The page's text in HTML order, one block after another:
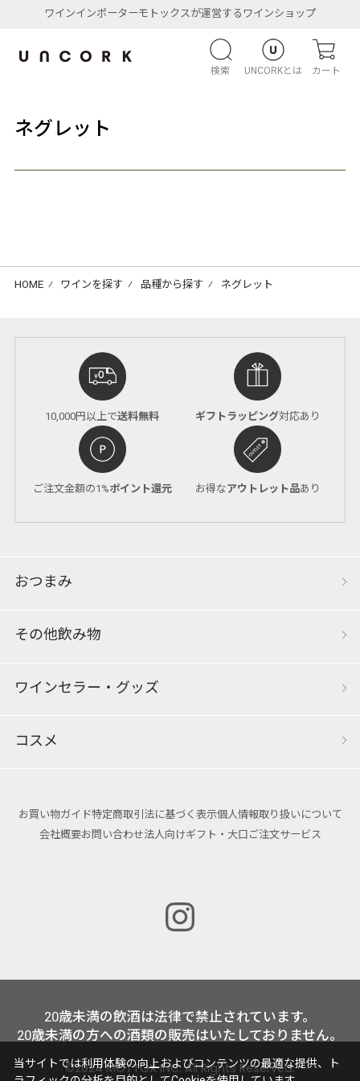
ワインインポーターモトックスが運営するワインショップ
検索 UNCORKとは カート
ネグレット
HOME ⁄ ワインを探す ⁄ 品種から探す ⁄ ネグレット
10,000円以上で送料無料 ギフトラッピング対応あり
ご注文金額の1%ポイント還元 お得なアウトレット品あり
おつまみ
その他飲み物
ワインセラー・グッズ
コスメ
お買い物ガイド特定商取引法に基づく表示個人情報取り扱いについて
会社概要お問い合わせ法人向けギフト・大口ご注文サービス
20歳未満の飲酒は法律で禁止されています。
20歳未満の方への酒類の販売はいたしておりません。
©2024 MOTTOX INC. All Rights Reserved.
当サイトでは利用体験の向上およびコンテンツの最適な提供、ト